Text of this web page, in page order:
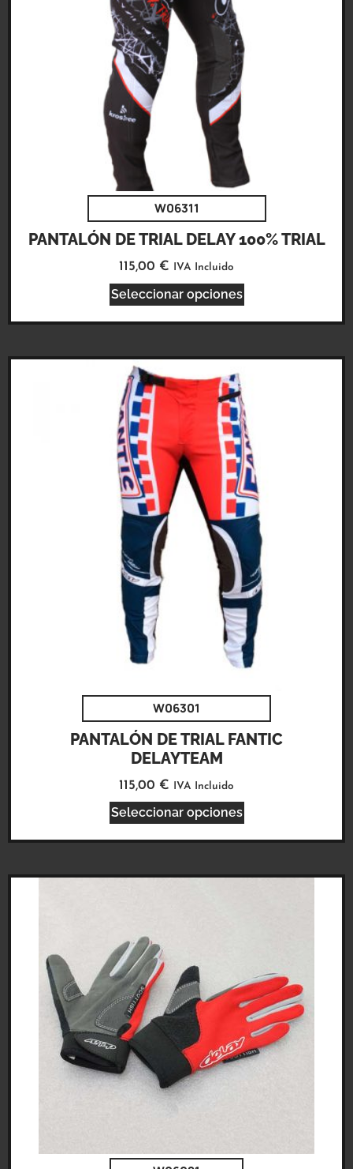
W06311
PANTALÓN DE TRIAL DELAY 100% TRIAL
115,00 € IVA Incluido
Seleccionar opciones
W06301
PANTALÓN DE TRIAL FANTIC
DELAYTEAM
115,00 € IVA Incluido
Seleccionar opciones